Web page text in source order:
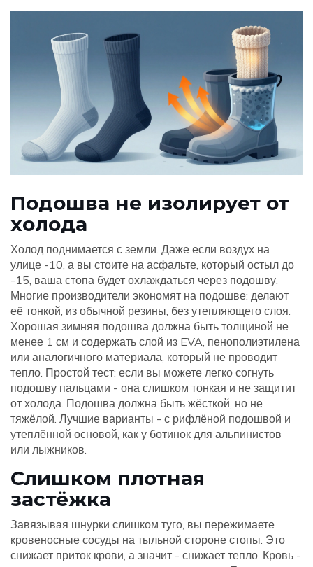
Подошва не изолирует от
холода
Холод поднимается с земли. Даже если воздух на
улице -10, а вы стоите на асфальте, который остыл до
-15, ваша стопа будет охлаждаться через подошву.
Многие производители экономят на подошве: делают
её тонкой, из обычной резины, без утепляющего слоя.
Хорошая зимняя подошва должна быть толщиной не
менее 1 см и содержать слой из EVA, пенополиэтилена
или аналогичного материала, который не проводит
тепло. Простой тест: если вы можете легко согнуть
подошву пальцами - она слишком тонкая и не защитит
от холода. Подошва должна быть жёсткой, но не
тяжёлой. Лучшие варианты - с рифлёной подошвой и
утеплённой основой, как у ботинок для альпинистов
или лыжников.
Слишком плотная
застёжка
Завязывая шнурки слишком туго, вы пережимаете
кровеносные сосуды на тыльной стороне стопы. Это
снижает приток крови, а значит - снижает тепло. Кровь -